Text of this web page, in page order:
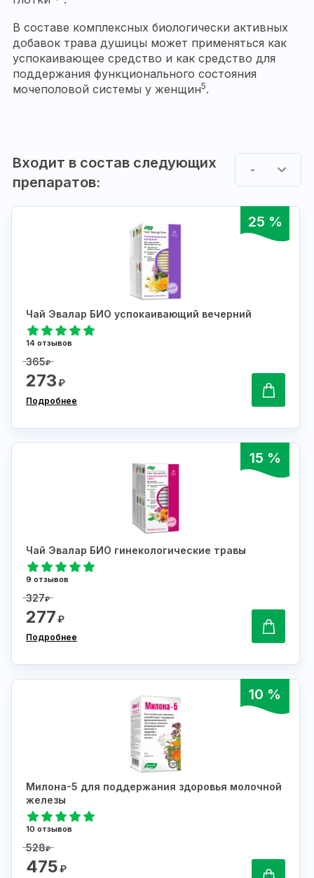
В составе комплексных биологически активных
добавок трава душицы может применяться как
успокаивающее средство и как средство для
поддержания функционального состояния
мочеполовой системы у женщин5.
Входит в состав следующих
препаратов:
-
25 %
Чай Эвалар БИО успокаивающий вечерний
14 отзывов
365₽
273₽
Подробнее
15 %
Чай Эвалар БИО гинекологические травы
9 отзывов
327₽
277₽
Подробнее
10 %
Милона-5 для поддержания здоровья молочной
железы
10 отзывов
528₽
475₽